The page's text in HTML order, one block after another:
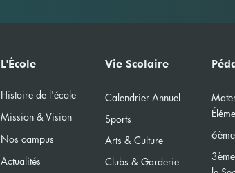
A la découverte du
L'École
Histoire de l'école
Mission & Vision
Nos campus
Actualités
Vie Scolaire
Calendrier Annuel
Sports
Arts & Culture
Clubs & Garderie